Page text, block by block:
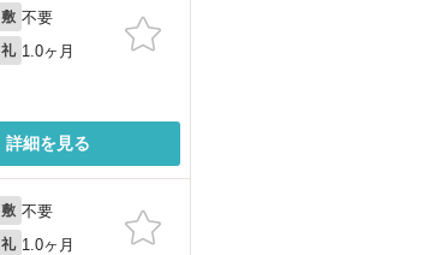
敷 不要
礼 1.0ヶ月
詳細を見る
敷 不要
礼 1.0ヶ月